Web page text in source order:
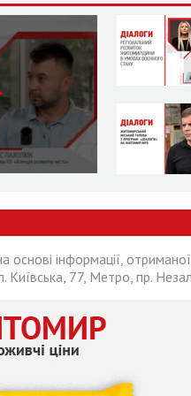
основі інформації,
77, Метро, пр.